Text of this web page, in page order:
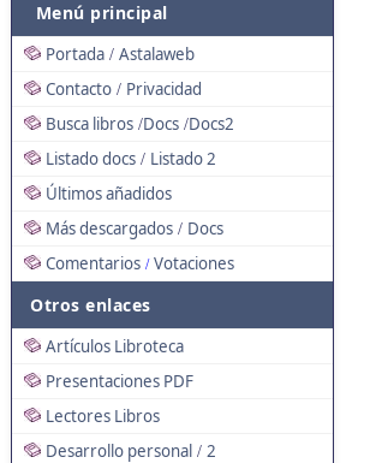
Menú principal
Portada / Astalaweb
Contacto / Privacidad
Busca libros /Docs /Docs2
Listado docs / Listado 2
Últimos añadidos
Más descargados / Docs
Comentarios / Votaciones
Otros enlaces
Artículos Libroteca
Presentaciones PDF
Lectores Libros
Desarrollo personal / 2